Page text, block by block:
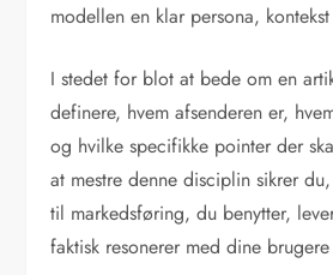
modellen en klar persona,
I stedet for blot at bede om en
definere, hvem afsenderen er,
og hvilke specifikke pointer der
at mestre denne disciplin sikrer
til markedsføring, du benytter,
faktisk resonerer med dine